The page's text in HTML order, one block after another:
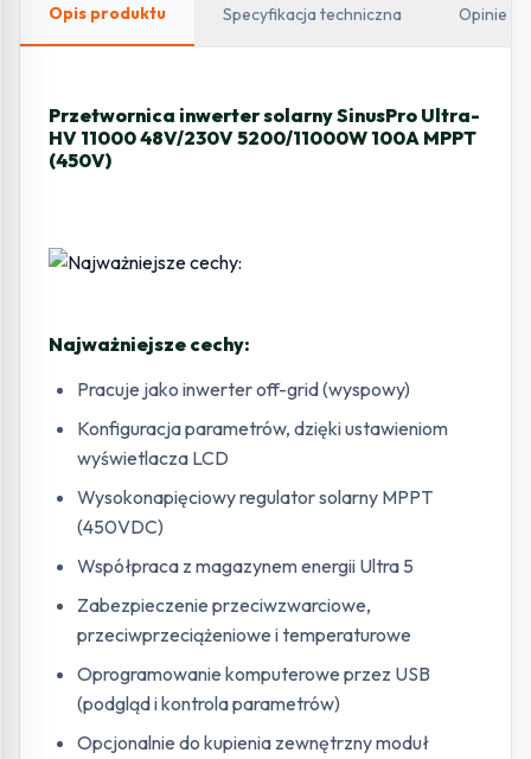
5200/11000W
Opis produktu Specyfikacja techniczna Opinie
Przetwornica inwerter solarny SinusPro Ultra-
HV 11000 48V/230V 5200/11000W 100A MPPT
(450V)
Najważniejsze cechy:
Pracuje jako inwerter off-grid (wyspowy)
Konfiguracja parametrów, dzięki ustawieniom
wyświetlacza LCD
Wysokonapięciowy regulator solarny MPPT
(450VDC)
Współpraca z magazynem energii Ultra 5
Zabezpieczenie przeciwzwarciowe,
przeciwprzeciążeniowe i temperaturowe
Oprogramowanie komputerowe przez USB
(podgląd i kontrola parametrów)
Opcjonalnie do kupienia zewnętrzny moduł